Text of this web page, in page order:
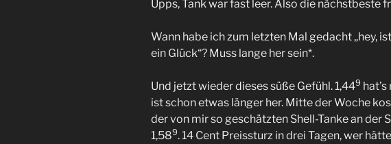
Upps, Tank war fast leer. Also die nächstbeste
Wann habe ich zum letzten Mal gedacht „hey,
ein Glück“? Muss lange her sein*.
Und jetzt wieder dieses süße Gefühl. 1,449
ist schon etwas länger her. Mitte der Woche
der von mir so geschätzten Shell-Tanke an der
1,589. 14 Cent Preissturz in drei Tagen, wer